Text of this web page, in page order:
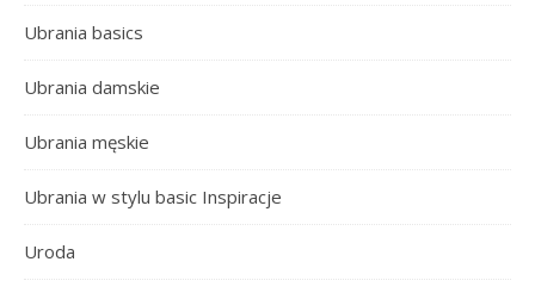
Ubrania basics
Ubrania damskie
Ubrania męskie
Ubrania w stylu basic Inspiracje
Uroda